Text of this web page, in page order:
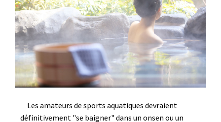
Les amateurs de sports aquatiques devraient
définitivement "se baigner" dans un onsen ou un